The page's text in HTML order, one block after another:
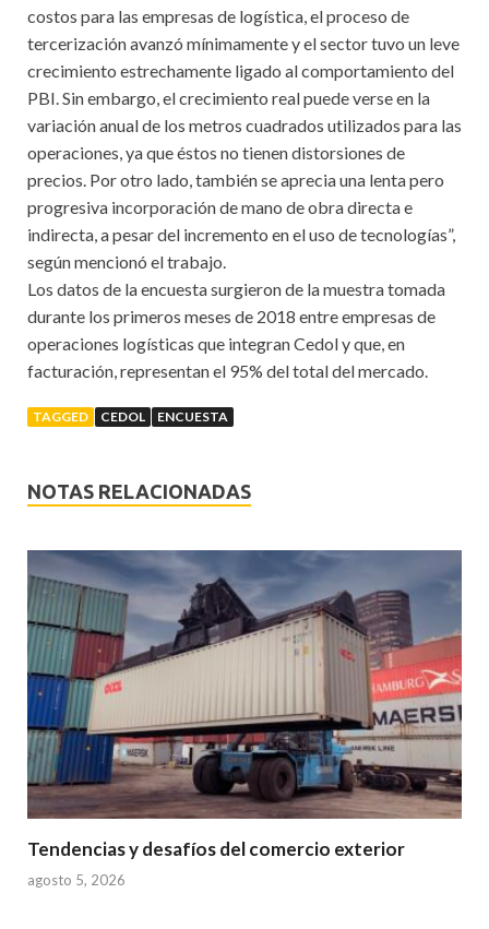
costos para las empresas de logística, el proceso de
tercerización avanzó mínimamente y el sector tuvo un leve
crecimiento estrechamente ligado al comportamiento del
PBI. Sin embargo, el crecimiento real puede verse en la
variación anual de los metros cuadrados utilizados para las
operaciones, ya que éstos no tienen distorsiones de
precios. Por otro lado, también se aprecia una lenta pero
progresiva incorporación de mano de obra directa e
indirecta, a pesar del incremento en el uso de tecnologías”,
según mencionó el trabajo.
Los datos de la encuesta surgieron de la muestra tomada
durante los primeros meses de 2018 entre empresas de
operaciones logísticas que integran Cedol y que, en
facturación, representan el 95% del total del mercado.
TAGGED CEDOL ENCUESTA
NOTAS RELACIONADAS
Tendencias y desafíos del comercio exterior
agosto 5, 2026